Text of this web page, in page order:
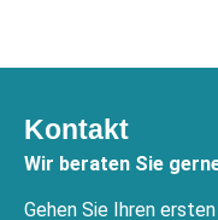
Kontakt
Wir beraten Sie
Gehen Sie Ihren